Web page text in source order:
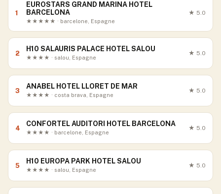
1
EUROSTARS GRAND MARINA HOTEL
BARCELONA
★★★★★ · barcelone, Espagne
★ 5.0
2
H10 SALAURIS PALACE HOTEL SALOU
★★★★ · salou, Espagne
★ 5.0
3
ANABEL HOTEL LLORET DE MAR
★★★★ · costa brava, Espagne
★ 5.0
4
CONFORTEL AUDITORI HOTEL BARCELONA
★★★★ · barcelone, Espagne
★ 5.0
5
H10 EUROPA PARK HOTEL SALOU
★★★★ · salou, Espagne
★ 5.0